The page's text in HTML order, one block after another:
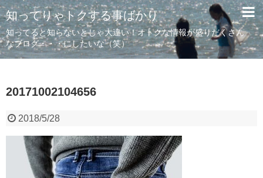
知ってりゃトクする事ばかり
知ってると知らないとじゃ大違い！オトクな情報が盛りだくさん
なブログ・・・にしたいな（笑）
20171002104656
2018/5/28